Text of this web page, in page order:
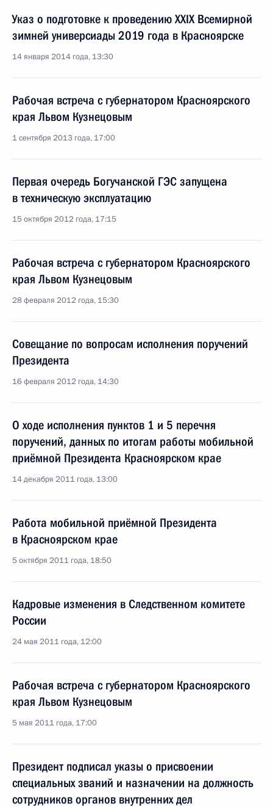
Указ о подготовке к проведению XXIX Всемирной
зимней универсиады 2019 года в Красноярске
14 января 2014 года, 13:30
Рабочая встреча с губернатором Красноярского
края Львом Кузнецовым
1 сентября 2013 года, 17:00
Первая очередь Богучанской ГЭС запущена
в техническую эксплуатацию
15 октября 2012 года, 17:15
Рабочая встреча с губернатором Красноярского
края Львом Кузнецовым
28 февраля 2012 года, 15:30
Совещание по вопросам исполнения поручений
Президента
16 февраля 2012 года, 14:30
О ходе исполнения пунктов 1 и 5 перечня
поручений, данных по итогам работы мобильной
приёмной Президента Красноярском крае
14 декабря 2011 года, 13:00
Работа мобильной приёмной Президента
в Красноярском крае
5 октября 2011 года, 18:50
Кадровые изменения в Следственном комитете
России
24 мая 2011 года, 12:00
Рабочая встреча с губернатором Красноярского
края Львом Кузнецовым
5 мая 2011 года, 17:00
Президент подписал указы о присвоении
специальных званий и назначении на должность
сотрудников органов внутренних дел